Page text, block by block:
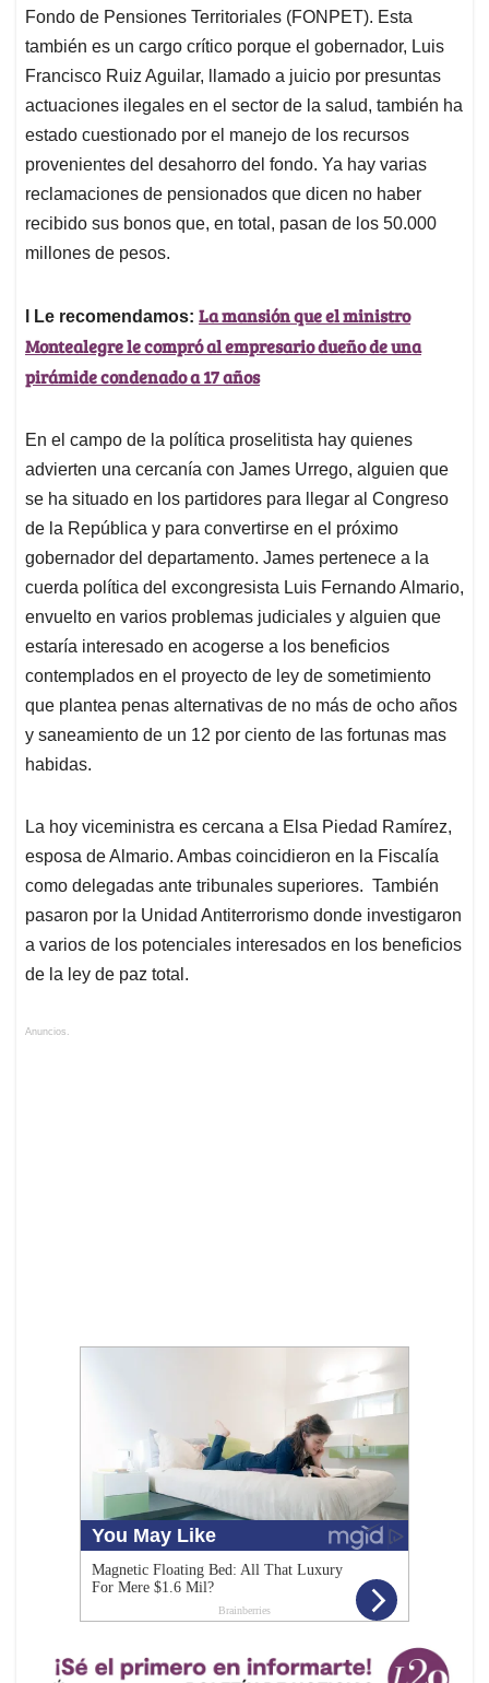
Fondo de Pensiones Territoriales (FONPET). Esta
también es un cargo crítico porque el gobernador, Luis
Francisco Ruiz Aguilar, llamado a juicio por presuntas
actuaciones ilegales en el sector de la salud, también ha
estado cuestionado por el manejo de los recursos
provenientes del desahorro del fondo. Ya hay varias
reclamaciones de pensionados que dicen no haber
recibido sus bonos que, en total, pasan de los 50.000
millones de pesos.
l Le recomendamos: La mansión que el ministro
Montealegre le compró al empresario dueño de una
pirámide condenado a 17 años
En el campo de la política proselitista hay quienes
advierten una cercanía con James Urrego, alguien que
se ha situado en los partidores para llegar al Congreso
de la República y para convertirse en el próximo
gobernador del departamento. James pertenece a la
cuerda política del excongresista Luis Fernando Almario,
envuelto en varios problemas judiciales y alguien que
estaría interesado en acogerse a los beneficios
contemplados en el proyecto de ley de sometimiento
que plantea penas alternativas de no más de ocho años
y saneamiento de un 12 por ciento de las fortunas mas
habidas.
La hoy viceministra es cercana a Elsa Piedad Ramírez,
esposa de Almario. Ambas coincidieron en la Fiscalía
como delegadas ante tribunales superiores. También
pasaron por la Unidad Antiterrorismo donde investigaron
a varios de los potenciales interesados en los beneficios
de la ley de paz total.
Anuncios.